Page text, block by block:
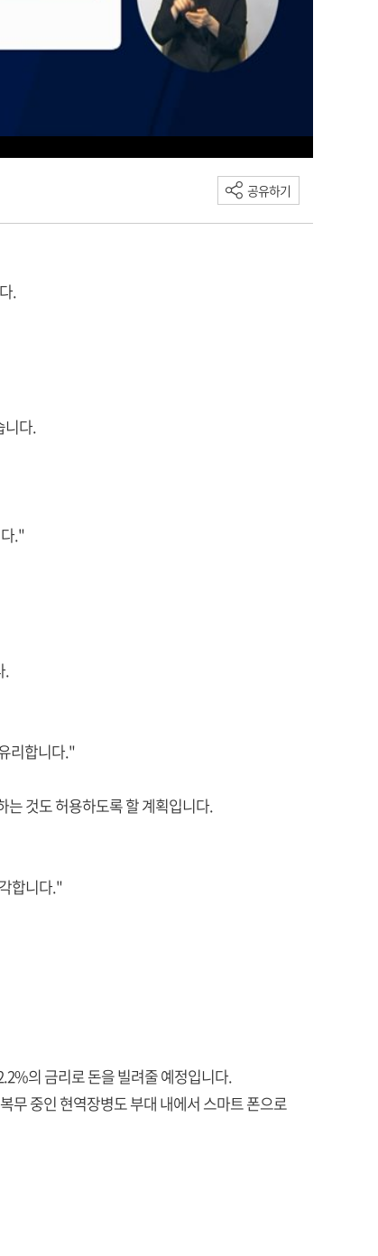
공유하기
.
니다.
."
.
리합니다."
는 것도 허용하도록 할 계획입니다.
합니다."
의 금리로 돈을 빌려줄 예정입니다.
무 중인 현역장병도 부대 내에서 스마트 폰으로